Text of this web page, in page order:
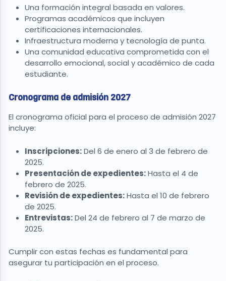
Una formación integral basada en valores.
Programas académicos que incluyen
certificaciones internacionales.
Infraestructura moderna y tecnología de punta.
Una comunidad educativa comprometida con el
desarrollo emocional, social y académico de cada
estudiante.
Cronograma de admisión 2027
El cronograma oficial para el proceso de admisión 2027
incluye:
Inscripciones:Del 6 de enero al 3 de febrero de
2025.
Presentación de expedientes:Hasta el 4 de
febrero de 2025.
Revisión de expedientes:Hasta el 10 de febrero
de 2025.
Entrevistas:Del 24 de febrero al 7 de marzo de
2025.
Cumplir con estas fechas es fundamental para
asegurar tu participación en el proceso.